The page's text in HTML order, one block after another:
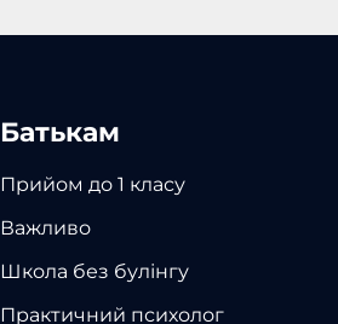
Батькам
Прийом до 1 класу
Важливо
Школа без булінгу
Практичний психолог